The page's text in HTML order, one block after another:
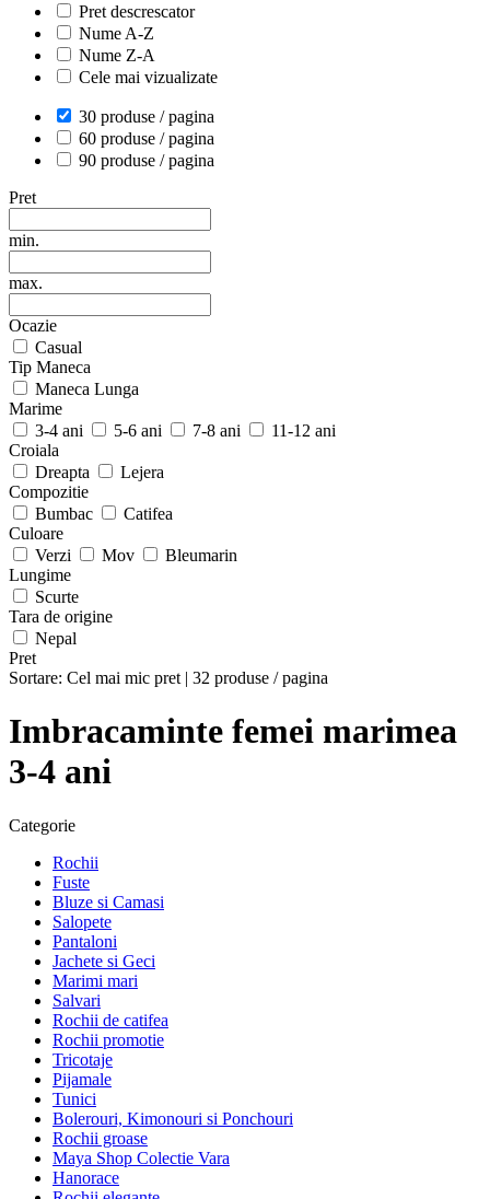
Pret descrescator
Nume A-Z
Nume Z-A
Cele mai vizualizate
30 produse / pagina
60 produse / pagina
90 produse / pagina
Pret
min.
max.
Ocazie
Casual
Tip Maneca
Maneca Lunga
Marime
3-4 ani
5-6 ani 7-8 ani
11-12 ani
Croiala
Dreapta
Lejera
Compozitie
Bumbac
Catifea
Culoare
Verzi
Mov
Bleumarin
Lungime
Scurte
Tara de origine
Nepal
Pret
Sortare: Cel mai mic pret | 32 produse / pagina
Imbracaminte femei marimea
3-4 ani
Categorie
Rochii
Fuste
Bluze si Camasi
Salopete
Pantaloni
Jachete si Geci
Marimi mari
Salvari
Rochii de catifea
Rochii promotie
Tricotaje
Pijamale
Tunici
Bolerouri, Kimonouri si Ponchouri
Rochii groase
Maya Shop Colectie Vara
Hanorace